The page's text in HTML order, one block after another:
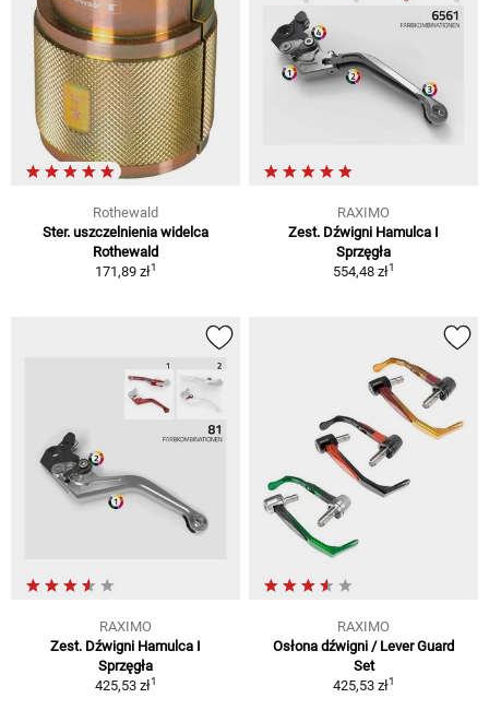
Rothewald
Ster. uszczelnienia widelca
Rothewald
171,89 zł1
RAXIMO
Zest. Dźwigni Hamulca I
Sprzęgła
554,48 zł1
RAXIMO
Zest. Dźwigni Hamulca I
Sprzęgła
425,53 zł1
RAXIMO
Osłona dźwigni / Lever Guard
Set
425,53 zł1